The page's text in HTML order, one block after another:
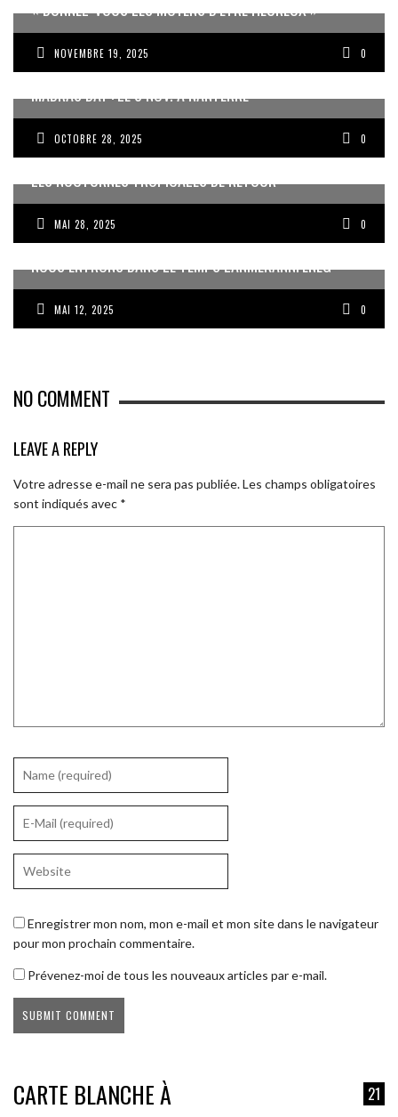
« DONNEZ-VOUS LES MOYENS D’ÊTRE HEUREUX »
NOVEMBRE 19, 2025 0
MADRAS DAY : LE 8 NOV. À NANTERRE
OCTOBRE 28, 2025 0
LES NOCTURNES TROPICALES DE RETOUR
MAI 28, 2025 0
NOUS ENTRONS DANS LE TEMPS LANMÈKANNFÈNÈG
MAI 12, 2025 0
NO COMMENT
LEAVE A REPLY
Votre adresse e-mail ne sera pas publiée.Les champs obligatoires
sont indiqués avec *
Enregistrer mon nom, mon e-mail et mon site dans le navigateur
pour mon prochain commentaire.
Prévenez-moi de tous les nouveaux articles par e-mail.
CARTE BLANCHE À 21